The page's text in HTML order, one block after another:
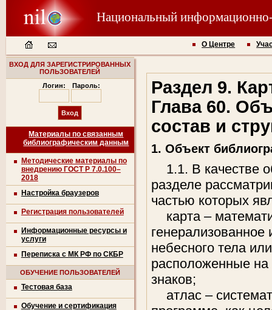
Национальный
О Центре
ВХОД ДЛЯ ЗАРЕГИСТРИРОВАННЫХ
ПОЛЬЗОВАТЕЛЕЙ
Логин:
Пароль:
Материалы по связанным
библиографическим данным
Методические материалы по
внедрению ГОСТ Р 7.0.100–
2018
Настройка браузеров
Регистрация пользователей
Информационные ресурсы и
услуги
Переписка с МК РФ по СКБР
ОБУЧЕНИЕ ПОЛЬЗОВАТЕЛЕЙ
Тестовая база
Обучение и сертификация
Раздел 9.
Глава 60.
состав и
1. Объект
1.1. В качестве
разделе
частью которых
карта –
генерализованное
небесного тела
расположенные на
знаков;
атлас –